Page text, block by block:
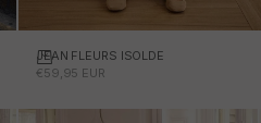
Choisissez des options
JEAN FLEURS ISOLDE
PRIX PROMOTIONNEL
€59,95 EUR